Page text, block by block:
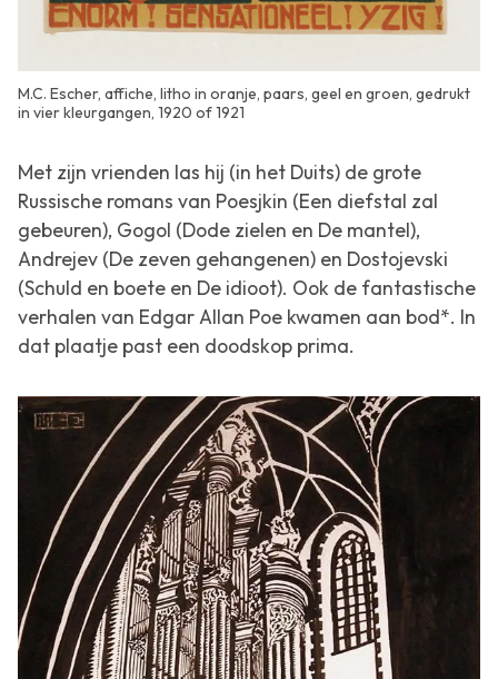
M.C. Escher, affiche, litho in oranje, paars, geel en groen, gedrukt
in vier kleurgangen, 1920 of 1921
Met zijn vrienden las hij (in het Duits) de grote
Russische romans van Poesjkin (Een diefstal zal
gebeuren), Gogol (Dode zielen en De mantel),
Andrejev (De zeven gehangenen) en Dostojevski
(Schuld en boete en De idioot). Ook de fantastische
verhalen van Edgar Allan Poe kwamen aan bod*. In
dat plaatje past een doodskop prima.